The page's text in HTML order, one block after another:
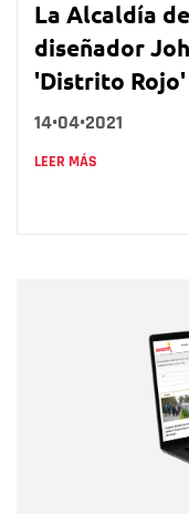
La Alcaldía
diseñador
'Distrito Rojo'
14•04•2021
LEER MÁS
Correo
Tipo de